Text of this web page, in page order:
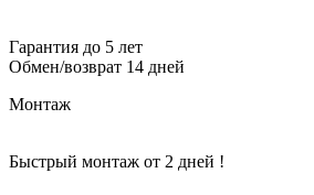
Гарантия до 5 лет
Обмен/возврат 14 дней
Монтаж
Быстрый монтаж от 2 дней !